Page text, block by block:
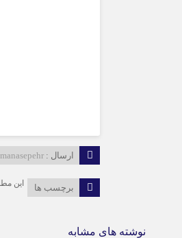
ارسال : manasepehr
برچسب ها این
نوشته های مشابه